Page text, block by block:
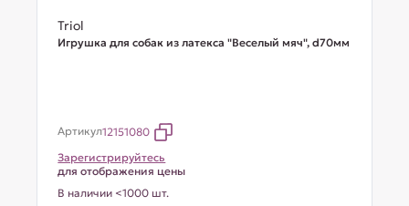
Triol
Игрушка для собак из латекса "Веселый мяч", d70мм
Артикул12151080
Зарегистрируйтесь
для отображения цены
В наличии <1000 шт.